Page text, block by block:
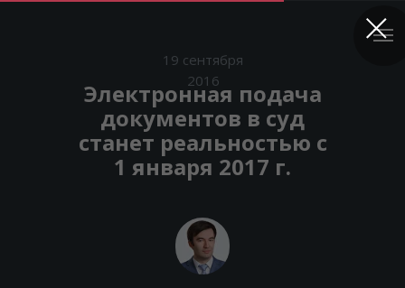
Электронная подача
документов в суд
станет реальностью с
1 января 2017 г.
19 сентября
2016